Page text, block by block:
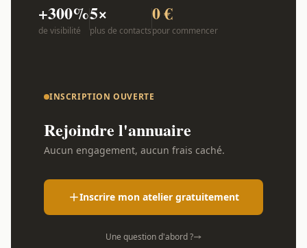
+300%
de visibilité
5×
plus de contacts
0 €
pour commencer
INSCRIPTION OUVERTE
Rejoindre l'annuaire
Aucun engagement, aucun frais caché.
Inscrire mon atelier gratuitement
Une question d'abord ?